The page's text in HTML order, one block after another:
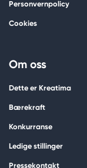
Personvernpolicy
Cookies
Om oss
Dette er Kreatima
Bærekraft
Konkurranse
Ledige stillinger
Pressekontakt